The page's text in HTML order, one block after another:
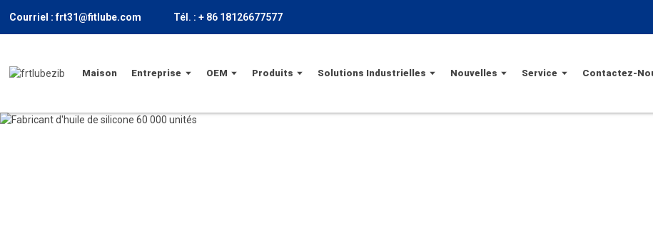
Courriel : frt31@fitlube.com Tél. : + 86 18126677577
Maison Entreprise OEM Produits Solutions Industrielles Nouvelles Service Contactez-